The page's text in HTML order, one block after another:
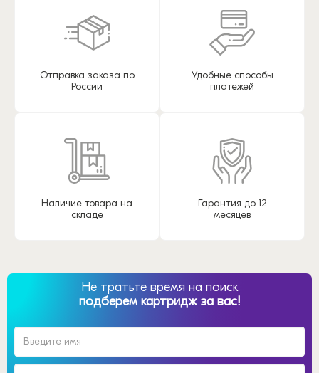
Отправка заказа по
России
Удобные способы
платежей
Наличие товара на
складе
Гарантия до 12
месяцев
Не тратьте время на поиск
подберем картридж за вас!